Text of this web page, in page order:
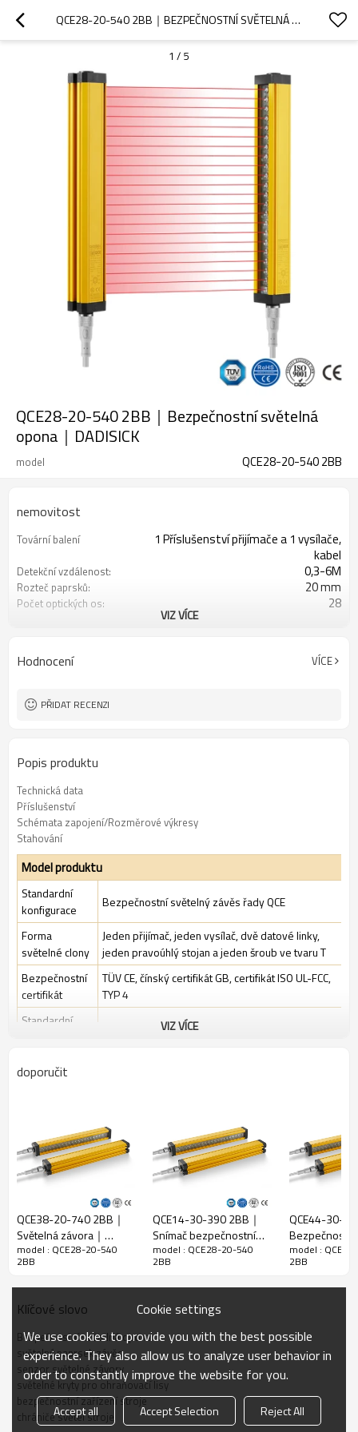
QCE28-20-540 2BB｜BEZPEČNOSTNÍ SVĚTELNÁ OPONA｜DADISICK
1 / 5
QCE28-20-540 2BB｜Bezpečnostní světelná
opona｜DADISICK
model QCE28-20-540 2BB
nemovitost
Tovární balení
1 Příslušenství přijímače a 1 vysílače,
kabel
Detekční vzdálenost: 0,3-6M
Rozteč paprsků: 20 mm
Počet optických os: 28
Zástrčka rozhraní Vybaveno konektorem M12
Osvědčení:
VIZ VÍCE
Hodnocení VÍCE
PŘIDAT RECENZI
Popis produktu
Technická data
Příslušenství
Schémata zapojení/Rozměrové výkresy
Stahování
Model produktu
Standardní
konfigurace
Bezpečnostní světelný závěs řady QCE
Forma
světelné clony
Jeden přijímač, jeden vysílač, dvě datové linky,
jeden pravoúhlý stojan a jeden šroub ve tvaru T
Bezpečnostní
certifikát
TÜV CE, čínský certifikát GB, certifikát ISO UL-FCC,
TYP 4
Standardní
Standardní průmyslové prostředí
Funkce
Zkontrolujte
přesnost
28 mm
Počet paprsků
výška
540 mm
Celkový
rozměr
30 mm * 30 mm * L, L je délka vysílače a přijímače.
Detekční
vzdálenost
Doba odezvy ≤15 ms
Mechanická data
Domovní
materiál
Hliníkové slitiny
VIZ VÍCE
doporučit
QCE38-20-740 2BB｜
Světelná závora｜
DADISICK
model : QCE28-20-540
2BB
QCE14-30-390 2BB｜
Snímač bezpečnostní
světelné závory｜
DADISICK
model : QCE28-20-540
2BB
QCE44-30-
opona｜
model :
2BB
Klíčové slovo
Bezpečnostní světelná opona
světelný paprsek závěs
senzor světelné závory
světelné kryty pro ohraňovací lisy
bezpečnostní zařízení stroje
chrániče světel stroje
Cookie settings
We use cookies to provide you with the best possible
experience. They also allow us to analyze user behavior in
order to constantly improve the website for you.
Accept all Accept Selection Reject All